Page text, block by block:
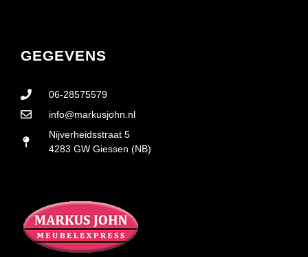
GEGEVENS
06-28575579
info@markusjohn.nl
Nijverheidsstraat 5
4283 GW Giessen (NB)